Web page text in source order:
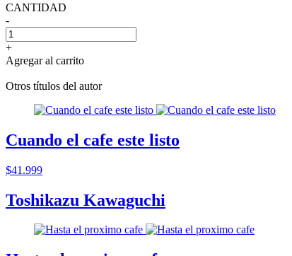
CANTIDAD
-
+
Agregar al carrito
Otros títulos del autor
Cuando el cafe este listo
$41.999
Toshikazu Kawaguchi